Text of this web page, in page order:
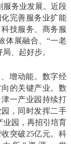
服务业发展。近段
完善服务业扩能
技服务、商务服
体展融合、“一老
、起好步。
增动能。数字经
的关键产业。数
一产业园持续打
，同时发挥二手
业园，再招引培育
突破25亿元。科